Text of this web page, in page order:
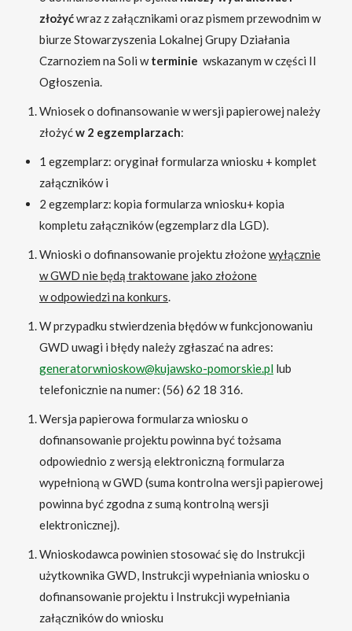
złożyćwraz z załącznikami oraz pismem przewodnim w
biurze Stowarzyszenia Lokalnej Grupy Działania
Czarnoziem na Soli wterminie wskazanym w części II
Ogłoszenia.
Wniosek o dofinansowanie w wersji papierowej należy
złożyćw 2 egzemplarzach:
1 egzemplarz: oryginał formularza wniosku + komplet
załączników i
2 egzemplarz: kopia formularza wniosku+ kopia
kompletu załączników (egzemplarz dla LGD).
Wnioski o dofinansowanie projektu złożonewyłącznie
w GWD nie będą traktowane jako złożone
w odpowiedzi na konkurs.
W przypadku stwierdzenia błędów w funkcjonowaniu
GWD uwagi i błędy należy zgłaszać na adres:
generatorwnioskow@kujawsko-pomorskie.pl lub
telefonicznie na numer: (56) 62 18 316.
Wersja papierowa formularza wniosku o
dofinansowanie projektu powinna być tożsama
odpowiednio z wersją elektroniczną formularza
wypełnioną w GWD (suma kontrolna wersji papierowej
powinna być zgodna z sumą kontrolną wersji
elektronicznej).
Wnioskodawca powinien stosować się do Instrukcji
użytkownika GWD, Instrukcji wypełniania wniosku o
dofinansowanie projektu i Instrukcji wypełniania
załączników do wniosku